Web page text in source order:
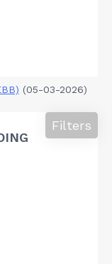
(05-03-2026)
Filters